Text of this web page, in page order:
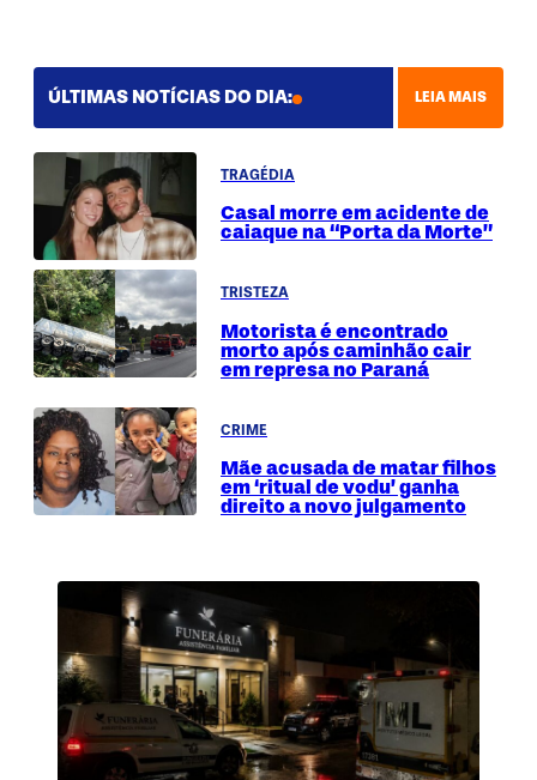
ÚLTIMAS NOTÍCIAS DO DIA: LEIA MAIS
TRAGÉDIA
Casal morre em acidente de
caiaque na “Porta da Morte”
TRISTEZA
Motorista é encontrado
morto após caminhão cair
em represa no Paraná
CRIME
Mãe acusada de matar filhos
em ‘ritual de vodu’ ganha
direito a novo julgamento